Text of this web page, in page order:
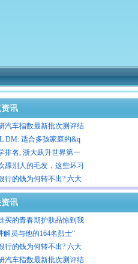
讯
汽车指数最新批次测评结
DM: 适合多孩家庭的&q
排名, 浙大跃升世界第一
舔别人的毛发，这些坏习
行的钱为何转不出? 六大
讯
买的青春期护肤品惊到我
解员与他的164名烈士“
行的钱为何转不出? 六大
汽车指数最新批次测评结